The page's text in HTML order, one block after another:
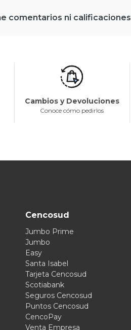
comentarios ni calificaciones
Cambios y Devoluciones
Conoce cómo pedirlos
Cencosud
Jumbo Prime
Jumbo
Easy
Santa Isabel
Tarjeta Cencosud
Scotiabank
Seguros Cencosud
Puntos Cencosud
CencoPay
Venta Empresa